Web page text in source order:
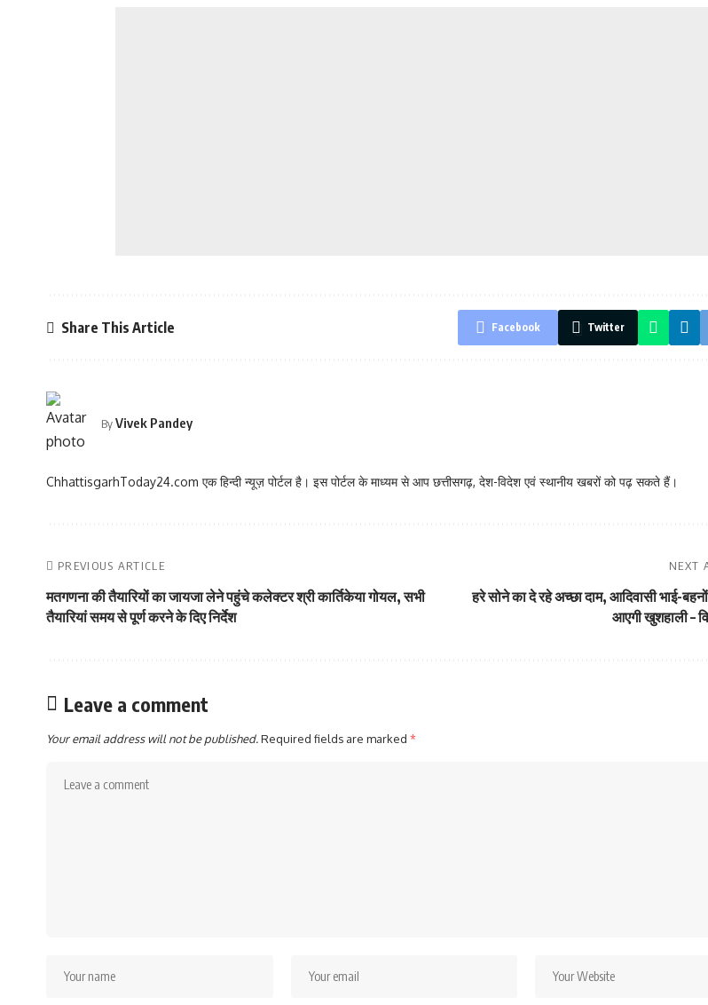
Share This Article Facebook Twitter
ByVivek Pandey
ChhattisgarhToday24.com एक हिन्दी न्यूज़ पोर्टल है। इस पोर्टल के माध्यम से आप छत्तीसगढ़, देश-विदेश एवं स्थानीय खबरों को पढ़ सकते हैं।
PREVIOUS ARTICLE
मतगणना की तैयारियों का जायजा लेने पहुंचे कलेक्टर श्री कार्तिकेया गोयल, सभी
तैयारियां समय से पूर्ण करने के दिए निर्देश
NEXT
हरे सोने का दे रहे अच्छा दाम, आदिवासी भाई-
आएगी खुशहाली –
Leave a comment
Your email address will not be published.Required fields are marked *